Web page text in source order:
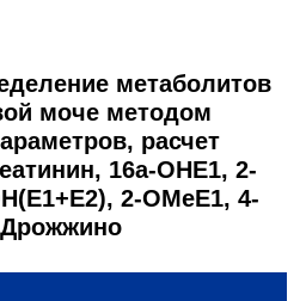
метаболитов
моче методом
расчет
16а-ОНЕ1, 2-
2-ОМеЕ1, 4-